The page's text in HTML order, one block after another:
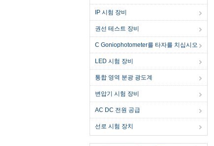
IP 시험 장비
권선 테스트 장비
C Goniophotometer를 타자를 치십시오
LED 시험 장비
통합 영역 분광 광도계
변압기 시험 장비
AC DC 전원 공급
선로 시험 장치